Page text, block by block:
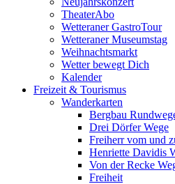
TheaterAbo
Wetteraner GastroTour
Wetteraner Museumstag
Weihnachtsmarkt
Wetter bewegt Dich
Kalender
Freizeit & Tourismus
Wanderkarten
Bergbau
Drei Dörfer Wege
Freiherr vom und
Henriette Davidis
Von der Recke
Freiheit